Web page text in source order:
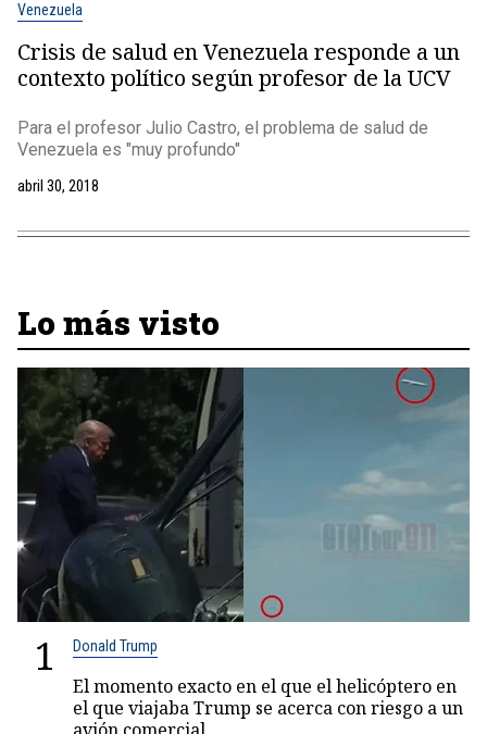
Venezuela
Crisis de salud en Venezuela responde a un
contexto político según profesor de la UCV
Para el profesor Julio Castro, el problema de salud de
Venezuela es "muy profundo"
abril 30, 2018
Lo más visto
1 Donald Trump
El momento exacto en el que el helicóptero en
el que viajaba Trump se acerca con riesgo a un